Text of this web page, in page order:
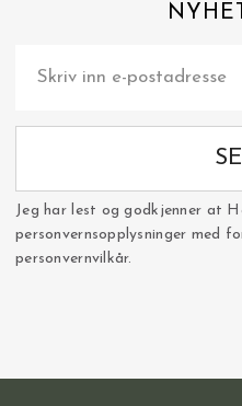
Jeg har lest og godkjenner at
personvernsopplysninger med
personvernvilkår.